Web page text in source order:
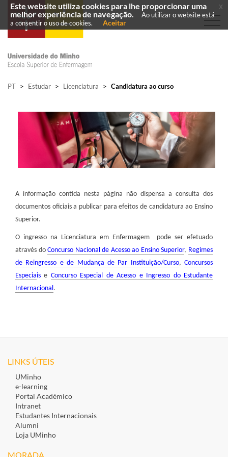
PT > Estudar > Licenciatura > Candidatura ao curso
A informação contida nesta página não dispensa a consulta dos
documentos oficiais a publicar para efeitos de candidatura ao Ensino
Superior.
O ingresso na Licenciatura em Enfermagem pode ser efetuado
através doConcurso Nacional de Acesso ao Ensino Superior, Regimes
de Reingresso e de Mudança de Par Instituição/Curso, Concursos
Especiaise Concurso Especial de Acesso e Ingresso do Estudante
Internacional .
LINKS ÚTEIS
UMinho
e-learning
Portal Académico
Intranet
Estudantes Inte​rnacionais
Alumni
Loja UMinho
MORADA
Este website utiliza cookies para lhe proporcionar uma
melhor experiência de navegação.
Ao utilizar o website está
a consentir o uso de cookies.
Aceitar
x